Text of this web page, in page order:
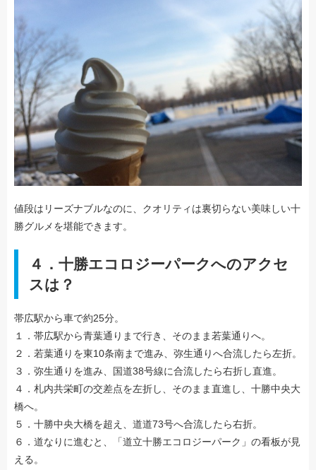
値段はリーズナブルなのに、クオリティは裏切らない美味しい十
勝グルメを堪能できます。
４．十勝エコロジーパークへのアクセ
スは？
帯広駅から車で約25分。
１．帯広駅から青葉通りまで行き、そのまま若葉通りへ。
２．若葉通りを東10条南まで進み、弥生通りへ合流したら左折。
３．弥生通りを進み、国道38号線に合流したら右折し直進。
４．札内共栄町の交差点を左折し、そのまま直進し、十勝中央大
橋へ。
５．十勝中央大橋を超え、道道73号へ合流したら右折。
６．道なりに進むと、「道立十勝エコロジーパーク」の看板が見
える。